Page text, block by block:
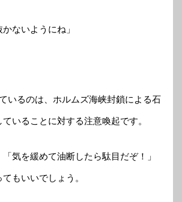
ないようにね」
いるのは、ホルムズ海峡封鎖による石
いることに対する注意喚起です。
気を緩めて油断したら駄目だぞ！」
もいいでしょう。